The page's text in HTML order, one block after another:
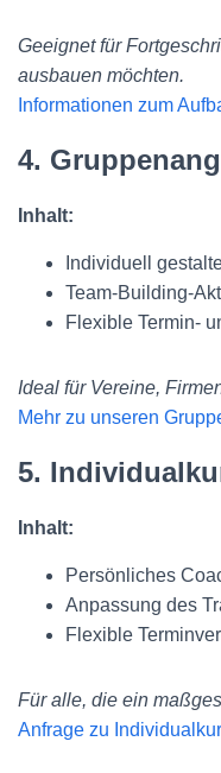
Geeignet für
ausbauen möchten.
Informationen zum
4.
Inhalt:
Individuell
Team-Building-
Flexible Termin-
Ideal für Vereine,
Mehr zu unseren
5.
Inhalt:
Persönliches
Anpassung des
Flexible
Für alle, die ein
Anfrage zu